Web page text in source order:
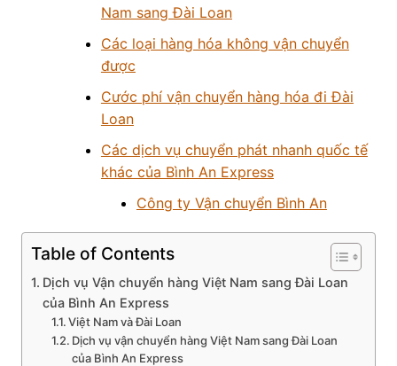
Nam sang Đài Loan
Các loại hàng hóa không vận chuyển
được
Cước phí vận chuyển hàng hóa đi Đài
Loan
Các dịch vụ chuyển phát nhanh quốc tế
khác của Bình An Express
Công ty Vận chuyển Bình An
Table of Contents
Dịch vụ Vận chuyển hàng Việt Nam sang Đài Loan
của Bình An Express
Việt Nam và Đài Loan
Dịch vụ vận chuyển hàng Việt Nam sang Đài Loan
của Bình An Express